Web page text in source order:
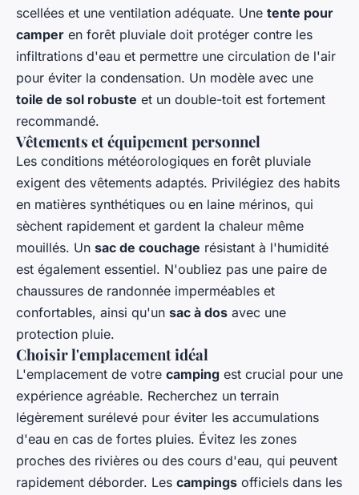
scellées et une ventilation adéquate. Une tente pour
camper en forêt pluviale doit protéger contre les
infiltrations d'eau et permettre une circulation de l'air
pour éviter la condensation. Un modèle avec une
toile de sol robuste et un double-toit est fortement
recommandé.
Vêtements et équipement personnel
Les conditions météorologiques en forêt pluviale
exigent des vêtements adaptés. Privilégiez des habits
en matières synthétiques ou en laine mérinos, qui
sèchent rapidement et gardent la chaleur même
mouillés. Un sac de couchage résistant à l'humidité
est également essentiel. N'oubliez pas une paire de
chaussures de randonnée imperméables et
confortables, ainsi qu'un sac à dos avec une
protection pluie.
Choisir l'emplacement idéal
L'emplacement de votre camping est crucial pour une
expérience agréable. Recherchez un terrain
légèrement surélevé pour éviter les accumulations
d'eau en cas de fortes pluies. Évitez les zones
proches des rivières ou des cours d'eau, qui peuvent
rapidement déborder. Les campings officiels dans les